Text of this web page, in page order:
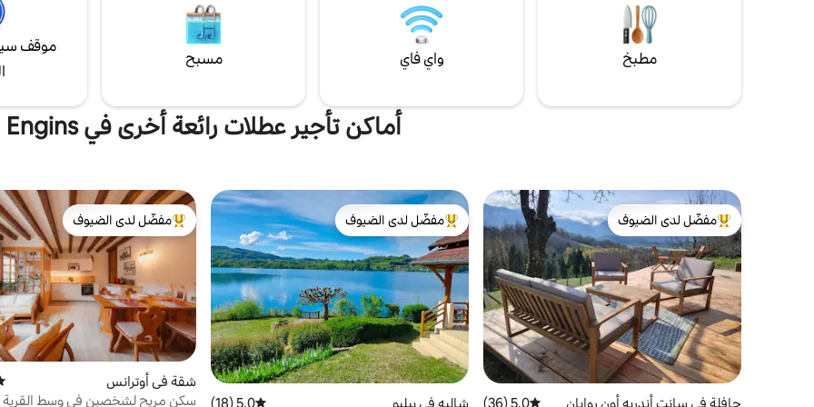
مطبخ واي فاي مسبح
موقف
أماكن تأجير عطلات رائعة أخرى في Engins
من أبرز البيوت المفضّلة لدى الضيوف
مفضّل لدى الضيوف
حافلة في سانت أندريه أون روايان متوسط التقييم 5.0 من 5، 36 مراجعات
5.0 (36)
من أبرز البيوت المفضّلة لدى الضيوف
مفضّل لدى الضيوف
شاليه في بيليو متوسط التقييم 5.0 من 5، 18 مراجعات
5.0 (18)
من أبرز البيوت المفضّلة لدى الضيوف
مفضّل لدى الضيوف
شقة في أوترانس
سكن مريح لشخصين في وسط القرية